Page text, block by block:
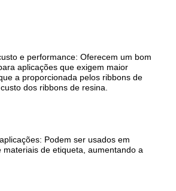
e performance: Oferecem um bom
aplicações que exigem maior
a proporcionada pelos ribbons de
dos ribbons de resina.
Podem ser usados em
materiais de etiqueta, aumentando a